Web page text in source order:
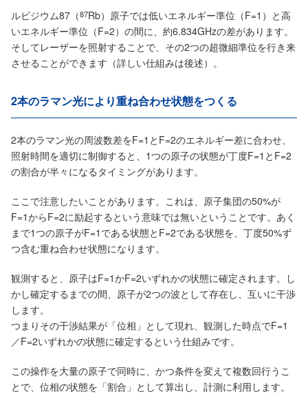
ルビジウム87（87Rb）原子では低いエネルギー準位（F=1）と高
いエネルギー準位（F=2）の間に、約6.834GHzの差があります。
そしてレーザーを照射することで、その2つの超微細準位を行き来
させることができます（詳しい仕組みは後述）。
2本のラマン光により重ね合わせ状態をつくる
2本のラマン光の周波数差をF=1とF=2のエネルギー差に合わせ、
照射時間を適切に制御すると、1つの原子の状態が丁度F=1とF=2
の割合が半々になるタイミングがあります。
ここで注意したいことがあります。これは、原子集団の50%が
F=1からF=2に励起するという意味では無いということです。あく
まで1つの原子がF=1である状態とF=2である状態を、丁度50%ず
つ含む重ね合わせ状態になります。
観測すると、原子はF=1かF=2いずれかの状態に確定されます。し
かし確定するまでの間、原子が2つの波として存在し、互いに干渉
します。
つまりその干渉結果が「位相」として現れ、観測した時点でF=1
／F=2いずれかの状態に確定するという仕組みです。
この操作を大量の原子で同時に、かつ条件を変えて複数回行うこ
とで、位相の状態を「割合」として算出し、計測に利用します。